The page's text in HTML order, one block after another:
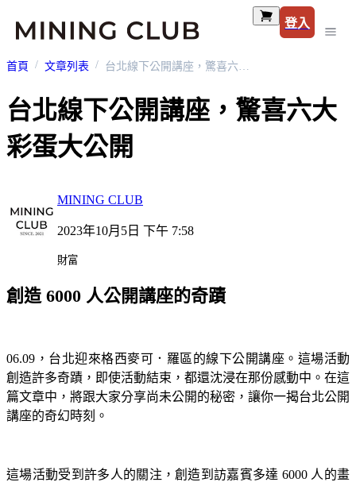
登入
首頁 文章列表 台北線下公開講座，驚喜六大彩蛋大公開
台北線下公開講座，驚喜六大
彩蛋大公開
MINING CLUB
2023年10月5日 下午 7:58
財富
創造 6000 人公開講座的奇蹟
06.09，台北迎來格西麥可．羅區的線下公開講座。這場活動
創造許多奇蹟，即使活動結束，都還沈浸在那份感動中。在這
篇文章中，將跟大家分享尚未公開的秘密，讓你一揭台北公開
講座的奇幻時刻。
這場活動受到許多人的關注，創造到訪嘉賓多達 6000 人的畫